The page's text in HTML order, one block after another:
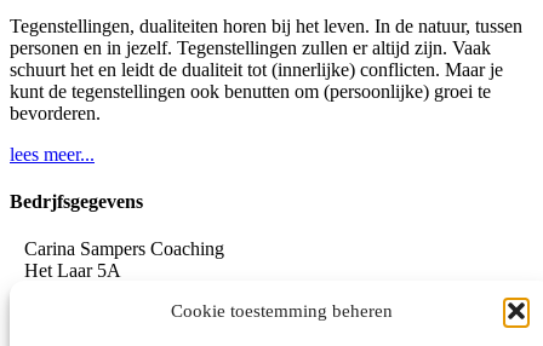
Cookie toestemming beheren
Tegenstellingen, dualiteiten horen bij het leven. In de natuur, tussen
personen en in jezelf. Tegenstellingen zullen er altijd zijn. Vaak
schuurt het en leidt de dualiteit tot (innerlijke) conflicten. Maar je
kunt de tegenstellingen ook benutten om (persoonlijke) groei te
bevorderen.
lees meer...
Bedrjfsgegevens
Carina Sampers Coaching
Het Laar 5A